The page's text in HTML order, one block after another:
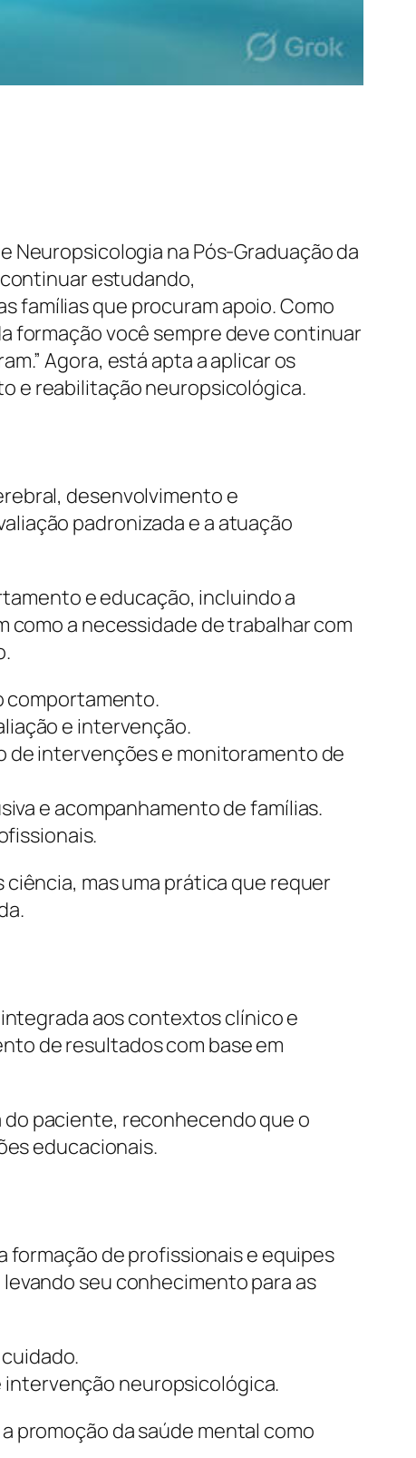
Neuropsicologia na Pós-Graduação da
estudando,
famílias que procuram apoio. Como
formação você sempre deve continuar
Agora, está apta a aplicar os
e reabilitação neuropsicológica.
desenvolvimento e
padronizada e a atuação
e educação, incluindo a
a necessidade de trabalhar com
comportamento.
e intervenção.
intervenções e monitoramento de
e acompanhamento de famílias.
mas uma prática que requer
aos contextos clínico e
de resultados com base em
do paciente, reconhecendo que o
educacionais.
formação de profissionais e equipes
seu conhecimento para as
intervenção neuropsicológica.
promoção da saúde mental como